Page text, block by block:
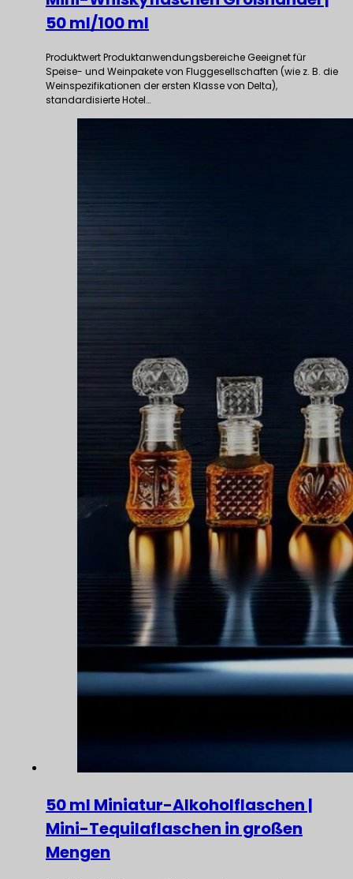
50 ml/100 ml
Produktwert Produktanwendungsbereiche Geeignet für
Speise- und Weinpakete von Fluggesellschaften (wie z. B. die
Weinspezifikationen der ersten Klasse von Delta),
standardisierte Hotel…
50 ml Miniatur-Alkoholflaschen |
Mini-Tequilaflaschen in großen
Mengen